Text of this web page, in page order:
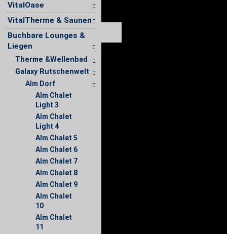
VitalOase
VitalTherme & Saunen
Buchbare Lounges &
Liegen
Therme &Wellenbad
Galaxy Rutschenwelt
Alm Dorf
Alm Chalet
Light 3
Alm Chalet
Light 4
Alm Chalet 5
Alm Chalet 6
Alm Chalet 7
Alm Chalet 8
Alm Chalet 9
Alm Chalet
10
Alm Chalet
11